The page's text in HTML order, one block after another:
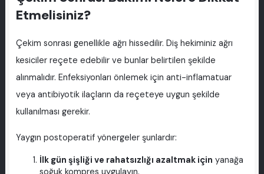
Etmelisiniz?
Çekim sonrası genellikle ağrı hissedilir. Diş hekiminiz ağrı
kesiciler reçete edebilir ve bunlar belirtilen şekilde
alınmalıdır. Enfeksiyonları önlemek için anti-inflamatuar
veya antibiyotik ilaçların da reçeteye uygun şekilde
kullanılması gerekir.
Yaygın postoperatif yönergeler şunlardır:
İlk gün şişliği ve rahatsızlığı azaltmak için yanağa